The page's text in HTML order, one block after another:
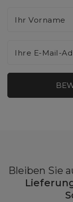
Ihr Vorname
Ihre E-Mail-
Bleiben Sie